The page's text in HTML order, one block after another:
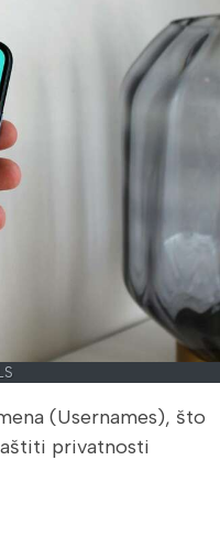
(Usernames), što
privatnosti